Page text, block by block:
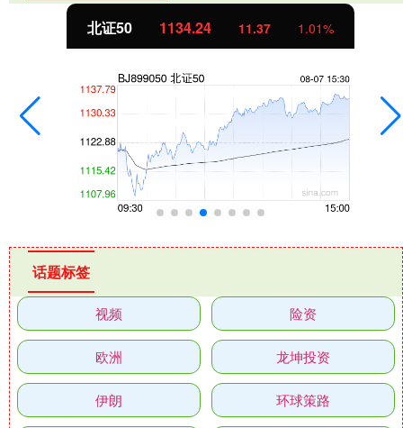
北证50 1134.24 11.37 1.01%
话题标签
视频 险资
欧洲 龙坤投资
伊朗 环球策路